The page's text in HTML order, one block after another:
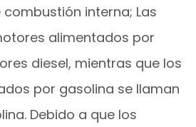
interna; Las
alimentados por
diesel, mientras que los
por gasolina se llaman
Debido a que los